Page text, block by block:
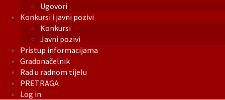
Ugovori
Konkursi i javni pozivi
Konkursi
Javni pozivi
Pristup informacijama
Gradonačelnik
Rad u radnom tijelu
PRETRAGA
Log in